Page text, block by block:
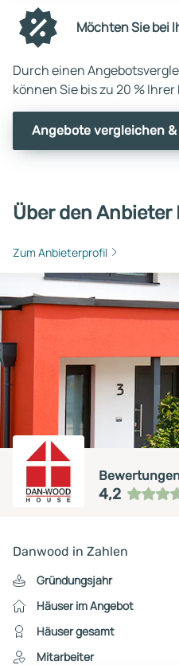
Möchten Sie bei
Durch einen
können Sie bis zu 20 %
Angebote vergleichen
Über den Anbieter
Zum Anbieterprofil
4,2
Danwood in Zahlen
Gründungsjahr
Häuser im Angebot
Häuser gesamt
Mitarbeiter